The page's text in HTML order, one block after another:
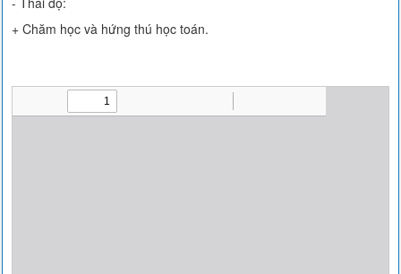
+ Chăm học và hứng thú học toán.